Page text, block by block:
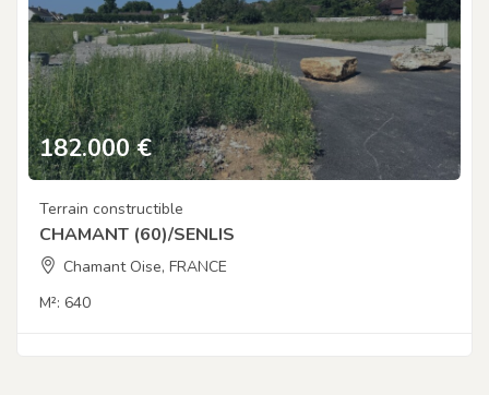
182.000 €
Terrain constructible
CHAMANT (60)/SENLIS
Chamant Oise, FRANCE
M²: 640